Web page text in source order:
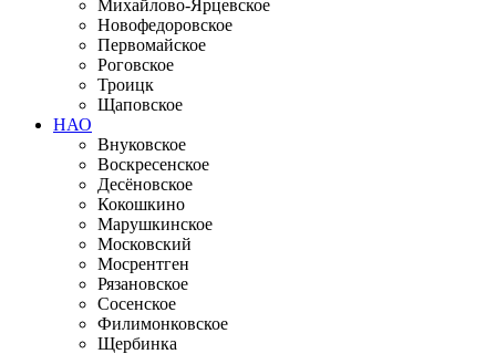
Михайлово-Ярцевское
Новофедоровское
Первомайское
Роговское
Троицк
Щаповское
НАО
Внуковское
Воскресенское
Десёновское
Кокошкино
Марушкинское
Московский
Мосрентген
Рязановское
Сосенское
Филимонковское
Щербинка